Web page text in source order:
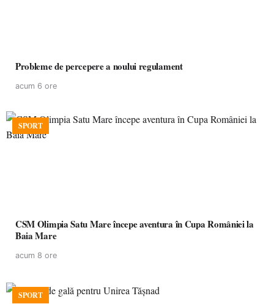
Probleme de percepere a noului regulament
acum 6 ore
SPORT
CSM Olimpia Satu Mare începe aventura în Cupa României la
Baia Mare
acum 8 ore
SPORT